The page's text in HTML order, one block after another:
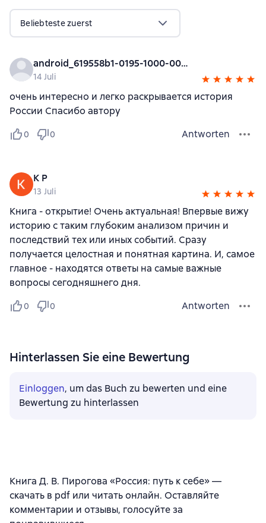
Beliebteste zuerst
android_619558b1-0195-1000-0000-000000000000
14 Juli
очень интересно и легко раскрывается история
России Спасибо автору
0 0 Antworten
K P
13 Juli
Книга - открытие! Очень актуальная! Впервые вижу
историю с таким глубоким анализом причин и
последствий тех или иных событий. Сразу
получается целостная и понятная картина. И, самое
главное - находятся ответы на самые важные
вопросы сегодняшнего дня.
0 0 Antworten
Hinterlassen Sie eine Bewertung
Einloggen, um das Buch zu bewerten und eine
Bewertung zu hinterlassen
Книга Д. В. Пирогова «Россия: путь к себе» —
скачать в pdf или читать онлайн. Оставляйте
комментарии и отзывы, голосуйте за